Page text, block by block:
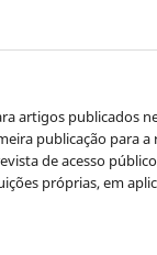
artigos publicados
publicação para a
de acesso
próprias, em